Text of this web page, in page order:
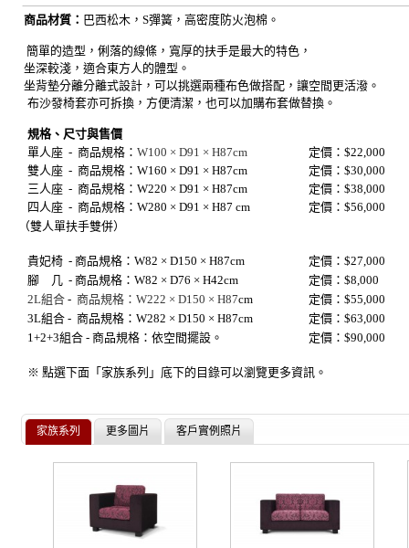
商品材質： 巴西松木，S彈簧，高密度防火泡棉。
簡單的造型，俐落的線條，寬厚的扶手是最大的特色，
坐深較淺，適合東方人的體型。
坐背墊分離分離式設計，可以挑選兩種布色做搭配，讓空間更活潑。
布沙發椅套亦可拆換，方便清潔，也可以加購布套做替換。
規格、尺寸與售價
單人座 - 商品規格： W100 × D91 × H87cm
定價：$22,000
雙人座 - 商品規格： W160 × D91 × H87cm
定價：$30,000
三人座 - 商品規格： W220 × D91 × H87cm
定價：$38,000
四人座 - 商品規格：W280 × D91 × H87 cm
定價：$56,000
（雙人單扶手雙併）
貴妃椅 - 商品規格：W82 × D150 × H87cm
定價：$27,000
腳 几 - 商品規格：W82 × D76 × H42cm
定價：$8,000
2L組合 - 商品規格：W222 × D150 × H87cm
定價：$55,000
3L組合 - 商品規格：W282 × D150 × H87cm
定價：$63,000
1+2+3組合 - 商品規格：依空間擺設。
定價：$90,000
※ 點選下面「家族系列」底下的目錄可以瀏覽更多資訊。
家族系列 更多圖片 客戶實例照片